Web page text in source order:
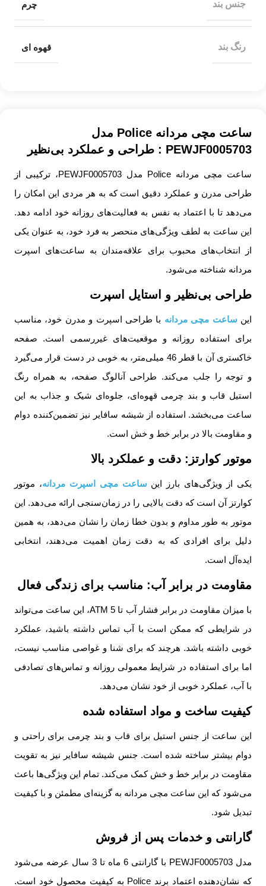
ساعت مچی مردانه Police مدل
PEWJF0005703 : طراحی و عملکرد بی‌نظیر
ساعت مچی مردانه Police مدل PEWJF0005703، ترکیبی از
طراحی مدرن و عملکرد دقیق است که به هر مردی این امکان را
می‌دهد تا با اعتماد به نفس به فعالیت‌های روزانه خود ادامه دهد.
این ساعت به لطف ویژگی‌های منحصر به فرد خود، به عنوان یکی
از انتخاب‌های محبوب برای علاقه‌مندان به ساعت‌های اسپرت
مردانه شناخته می‌شود.
طراحی بی‌نظیر و استایل اسپرت
این ساعت مچی مردانه با طراحی اسپرت و مدرن خود، مناسب
برای استفاده روزانه و موقعیت‌های غیررسمی است. صفحه
خاکستری آن با قطر 46 میلی‌متر، به خوبی در دست قرار می‌گیرد
و توجه را جلب می‌کند. طراحی آنالوگ صفحه، به همراه رنگ
استیل قاب و بند چرمی قهوه‌ای، جلوه‌ای شیک و جذاب به این
ساعت می‌بخشد. استفاده از شیشه سافایر نیز تضمین‌کننده دوام
و مقاومت بالا در برابر خط و خش است.
موتور کوارتز: دقت و عملکرد بالا
یکی از ویژگی‌های بارز این ساعت مچی اسپرت مردانه، موتور
کوارتز آن است که دقت بالایی را در زمان‌سنجی ارائه می‌دهد. این
موتور به طور مداوم و بدون خطا زمان را نشان می‌دهد، به همین
دلیل برای افرادی که به دقت زمان اهمیت می‌دهند، انتخابی
ایده‌آل است.
مقاومت در برابر آب: مناسب برای زندگی فعال
با میزان مقاومت در برابر فشار آب تا 5 ATM، این ساعت می‌تواند
در شرایطی که ممکن است با آب تماس داشته باشید، عملکرد
خوبی داشته باشد. هرچند که برای شنا و غواصی مناسب نیست،
اما برای استفاده در شرایط معمولی روزانه و تماس‌های تصادفی
با آب، عملکرد خوبی از خود نشان می‌دهد.
کیفیت ساخت و مواد استفاده شده
این ساعت از جنس استیل برای قاب و بند چرمی برای راحتی و
دوام بیشتر ساخته شده است. جنس شیشه سافایر نیز به تقویت
مقاومت در برابر خط و خش کمک می‌کند. تمام این ویژگی‌ها باعث
می‌شود که این ساعت مچی مردانه به گزینه‌ای مطمئن و با کیفیت
تبدیل شود.
گارانتی و خدمات پس از فروش
مدل PEWJF0005703 با گارانتی 6 ماه تا 3 سال عرضه می‌شود
که نشان‌دهنده اعتماد برند Police به کیفیت محصول خود است.
جنس بند چرم
رنگ بند قهوه ای